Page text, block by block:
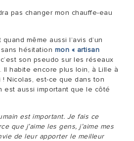
pas changer mon chauffe-eau
même aussi l’avis d’un
hésitation mon « artisan
son pseudo sur les réseaux
. Il habite encore plus loin, à Lille à
! Nicolas, est-ce que dans ton
est aussi important que le côté
est important. Je fais ce
que j’aime les gens, j’aime mes
de leur apporter le meilleur